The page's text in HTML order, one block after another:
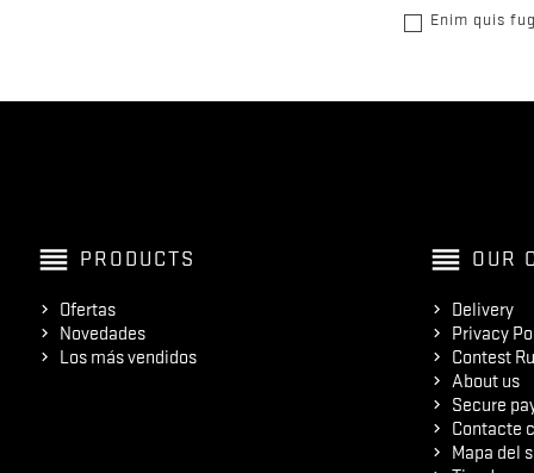
Enim quis
reorder PRODUCTS
Ofertas
Novedades
Los más vendidos
reorder OUR
Delivery
Privacy
Contest
About us
Secure
Contacte
Mapa del